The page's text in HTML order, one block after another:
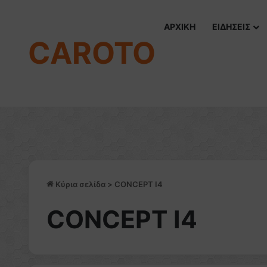
CAROTO
ΑΡΧΙΚΗ ΕΙΔΗΣΕΙΣ
Κύρια σελίδα > CONCEPT I4
CONCEPT I4